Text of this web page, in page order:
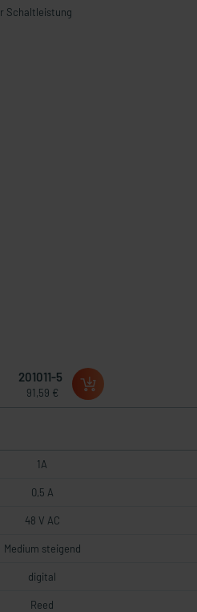
Schaltleistung
201011-5
91,59 €
1A
0,5 A
48 V AC
Medium steigend
digital
Reed